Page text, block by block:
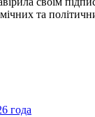
та
года